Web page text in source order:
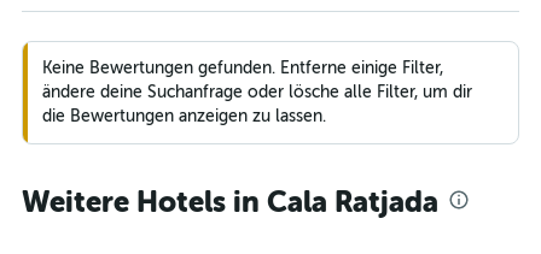
Keine Bewertungen gefunden. Entferne einige Filter,
ändere deine Suchanfrage oder lösche alle Filter, um dir
die Bewertungen anzeigen zu lassen.
Weitere Hotels in Cala Ratjada